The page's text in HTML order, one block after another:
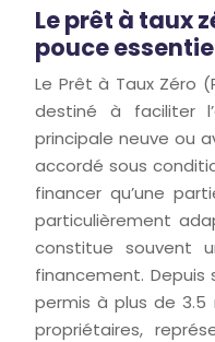
Le prêt à taux
pouce
Le Prêt à Taux Zéro
destiné à faciliter
principale neuve ou
accordé sous
financer qu’une
particulièrement
constitue souvent
financement. Depuis
permis à plus de 3.5
propriétaires,